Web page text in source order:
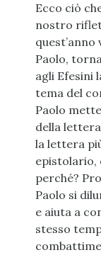
Ecco ciò
nostro
Paolo,
agli Efesini
tema del
Paolo
della
la lettera
epistolario,
perché?
Paolo si
e aiuta a
stesso